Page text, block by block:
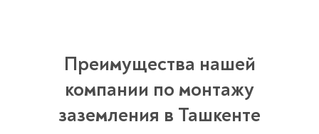
Преимущества нашей
компании по монтажу
заземления в Ташкенте